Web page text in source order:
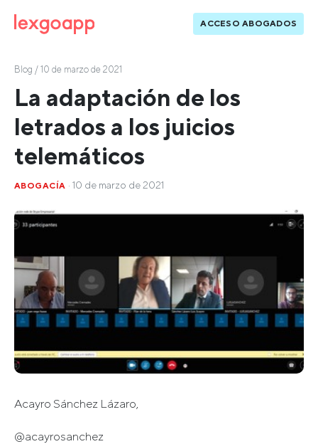
ACCESO ABOGADOS
Blog / 10 de marzo de 2021
La adaptación de los
letrados a los juicios
telemáticos
ABOGACÍA · 10 de marzo de 2021
Acayro Sánchez Lázaro,
@acayrosanchez